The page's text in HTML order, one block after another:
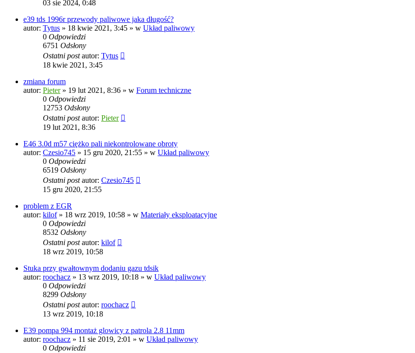
03 sie 2024, 0:48
e39 tds 1996r przewody paliwowe jaka długość?
autor: Tytus » 18 kwie 2021, 3:45 » w Układ paliwowy
0 Odpowiedzi
6751 Odsłony
Ostatni postautor: Tytus
18 kwie 2021, 3:45
zmiana forum
autor: Pieter» 19 lut 2021, 8:36 » w Forum techniczne
0 Odpowiedzi
12753 Odsłony
Ostatni postautor: Pieter
19 lut 2021, 8:36
E46 3.0d m57 ciężko pali niekontrolowane obroty
autor: Czesio745 » 15 gru 2020, 21:55 » w Układ paliwowy
0 Odpowiedzi
6519 Odsłony
Ostatni postautor: Czesio745
15 gru 2020, 21:55
problem z EGR
autor: kilof» 18 wrz 2019, 10:58 » w Materiały eksploatacyjne
0 Odpowiedzi
8532 Odsłony
Ostatni postautor: kilof
18 wrz 2019, 10:58
Stuka przy gwałtownym dodaniu gazu tdsik
autor: roochacz » 13 wrz 2019, 10:18 » w Układ paliwowy
0 Odpowiedzi
8299 Odsłony
Ostatni postautor: roochacz
13 wrz 2019, 10:18
E39 pompa 994 montaż glowicy z patrola 2.8 11mm
autor: roochacz » 11 sie 2019, 2:01 » w Układ paliwowy
0 Odpowiedzi